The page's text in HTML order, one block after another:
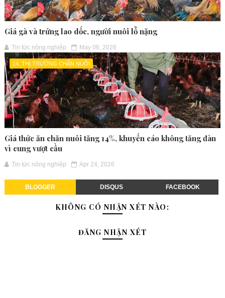
Giá gà và trứng lao dốc, người nuôi lỗ nặng
Tin tức nông nghiệp May 06, 2026
14. THỊ TRƯỜNG CHĂN NUÔI
Giá thức ăn chăn nuôi tăng 14%, khuyến cáo không tăng đàn
vì cung vượt cầu
Tin tức nông nghiệp Apr 24, 2026
BLOGGER DISQUS FACEBOOK
KHÔNG CÓ NHẬN XÉT NÀO:
ĐĂNG NHẬN XÉT